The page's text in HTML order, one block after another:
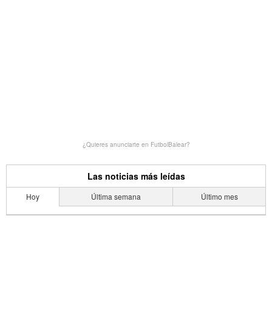
¿Quieres anunciarte en FutbolBalear?
Las noticias más leídas
Hoy Última semana Último mes